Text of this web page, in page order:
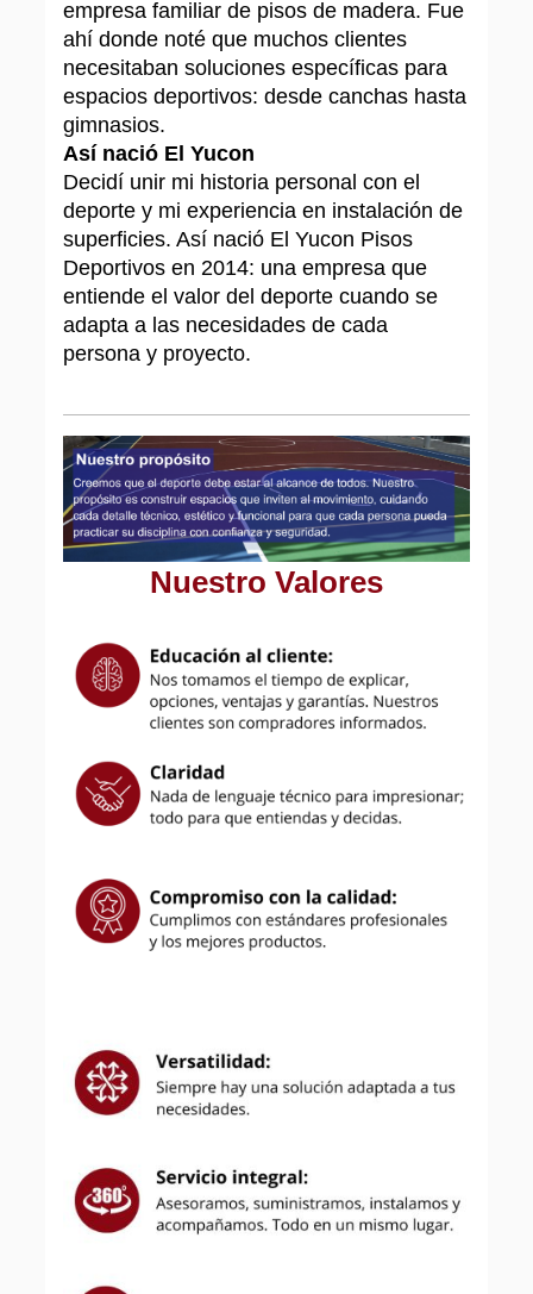
empresa familiar de pisos de madera. Fue
ahí donde noté que muchos clientes
necesitaban soluciones específicas para
espacios deportivos: desde canchas hasta
gimnasios.
Así nació El Yucon
Decidí unir mi historia personal con el
deporte y mi experiencia en instalación de
superficies. Así nació El Yucon Pisos
Deportivos en 2014: una empresa que
entiende el valor del deporte cuando se
adapta a las necesidades de cada
persona y proyecto.
Nuestro Valores